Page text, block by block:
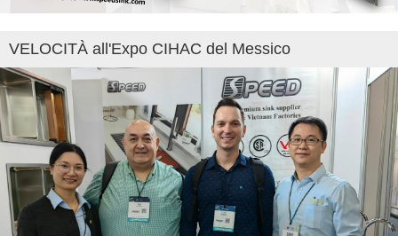
VELOCITÀ all'Expo CIHAC del Messico